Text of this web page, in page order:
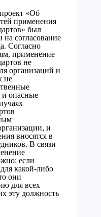
«Об
применения
был
на согласование
Согласно
применение
не
организаций и
не
и опасные
и
вносятся в
В связи
если
какой-либо
они
для всех
эту должность